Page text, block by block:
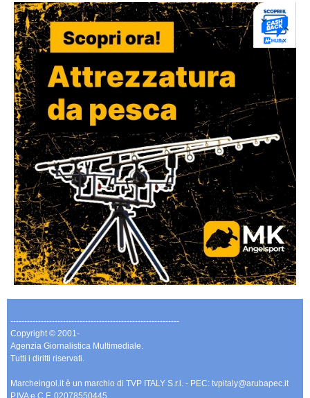
-------------------------------------------------------------
Copyright © 2001-
Agenzia Giornalistica Multimediale.
Tutti i diritti riservati.
Marcheingol.it è un marchio di TVP ITALY S.r.l. - PEC: tvpitaly@arubapec.it
P.IVA e C.F. 02078550445